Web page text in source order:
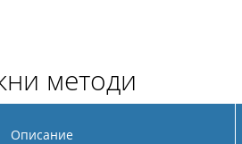
методи
Описание